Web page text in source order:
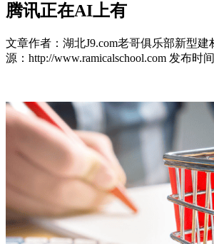
腾讯正在AI上有
文章作者：湖北J9.com老哥俱乐部新型建
源：http://www.ramicalschool.com 发布时